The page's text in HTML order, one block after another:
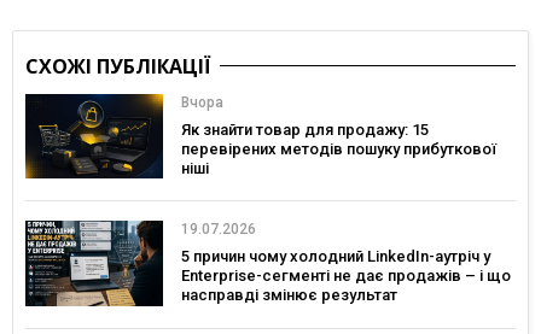
СХОЖІ ПУБЛІКАЦІЇ
Вчора
Як знайти товар для продажу: 15
перевірених методів пошуку прибуткової
ніші
19.07.2026
5 причин чому холодний LinkedIn-аутріч у
Enterprise-сегменті не дає продажів – і що
насправді змінює результат